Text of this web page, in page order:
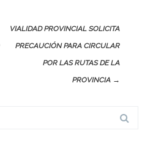
VIALIDAD PROVINCIAL SOLICITA
PRECAUCIÓN PARA CIRCULAR
POR LAS RUTAS DE LA
PROVINCIA →